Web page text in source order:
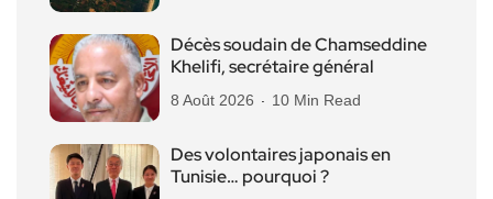
Décès soudain de Chamseddine
Khelifi, secrétaire général
8 Août 2026 10 Min Read
Des volontaires japonais en
Tunisie… pourquoi ?